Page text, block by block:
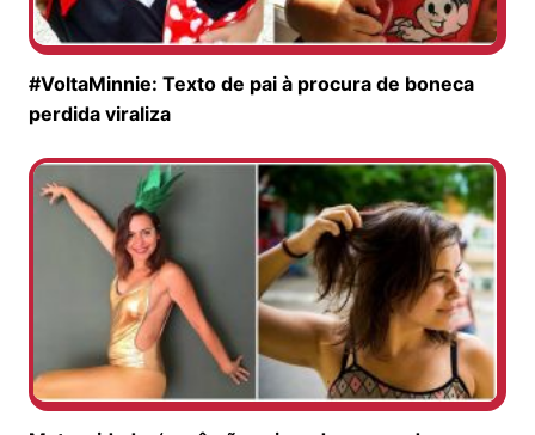
#VoltaMinnie: Texto de pai à procura de boneca
perdida viraliza